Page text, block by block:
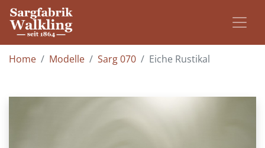
Home Modelle Sarg 070 Eiche Rustikal